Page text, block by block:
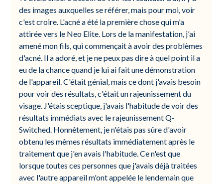
des images auxquelles se référer, mais pour moi, voir
c'est croire. L'acné a été la première chose qui m'a
attirée vers le Neo Elite. Lors de la manifestation, j'ai
amené mon fils, qui commençait à avoir des problèmes
d'acné. Il a adoré, et je ne peux pas dire à quel point il a
eu de la chance quand je lui ai fait une démonstration
de l'appareil. C'était génial, mais ce dont j'avais besoin
pour voir des résultats, c'était un rajeunissement du
visage. J'étais sceptique, j'avais l'habitude de voir des
résultats immédiats avec le rajeunissement Q-
Switched. Honnêtement, je n'étais pas sûre d'avoir
obtenu les mêmes résultats immédiatement après le
traitement que j'en avais l'habitude. Ce n'est que
lorsque toutes ces personnes que j'avais déjà traitées
avec l'autre appareil m'ont appelée le lendemain que